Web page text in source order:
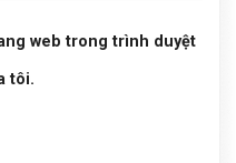
web trong trình duyệt
tôi.